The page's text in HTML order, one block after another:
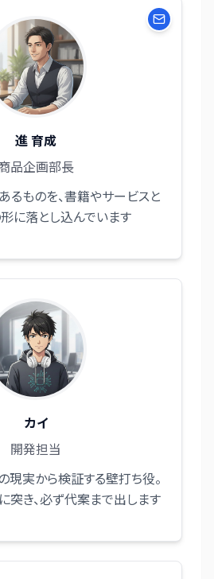
進 育成
品企画部長
るものを、書籍やサービスと
に落とし込んでいます
カイ
開発担当
現実から検証する壁打ち役。
突き、必ず代案まで出します